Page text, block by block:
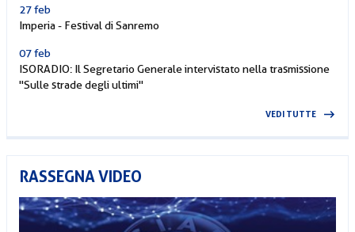
27 feb
Imperia - Festival di Sanremo
07 feb
ISORADIO: Il Segretario Generale intervistato nella trasmissione
"Sulle strade degli ultimi"
VEDI TUTTE
RASSEGNA VIDEO